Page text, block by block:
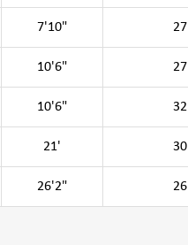
7'10" 27
10'6" 27
10'6" 32
21' 30
26'2" 26